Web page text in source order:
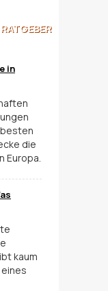
RATGEBER
in
die
Europa.
kaum